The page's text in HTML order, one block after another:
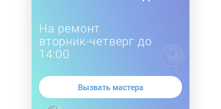
На ремонт
вторник-четверг до
14:00
Вызвать мастера